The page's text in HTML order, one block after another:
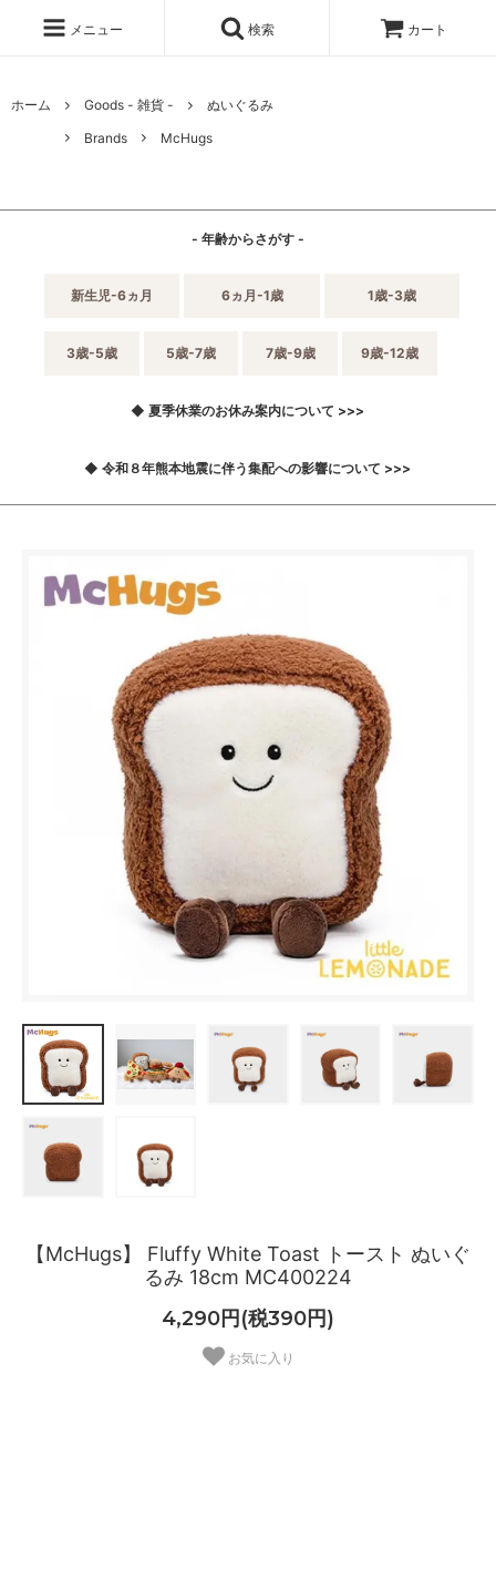
メニュー 検索 カート
ホーム Goods - 雑貨 -
ぬいぐるみ
Brands
McHugs
- 年齢からさがす -
新生児-6ヵ月 6ヵ月-1歳 1歳-3歳
3歳-5歳 5歳-7歳 7歳-9歳 9歳-12歳
◆ 夏季休業のお休み案内について >>>
◆ 令和８年熊本地震に伴う集配への影響について >>>
【McHugs】 Fluffy White Toast トースト ぬいぐ
るみ 18cm MC400224
4,290円(税390円)
お気に入り